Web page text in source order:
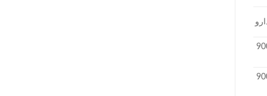
9 میلیون + دارو 900
9 میلیون + دارو 900